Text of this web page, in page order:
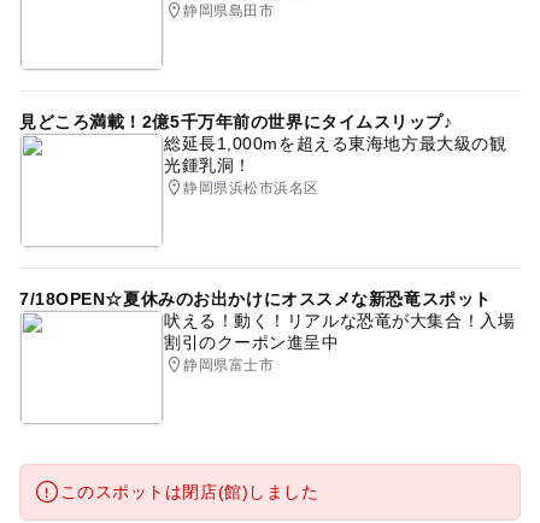
静岡県島田市
見どころ満載！2億5千万年前の世界にタイムスリップ♪
総延長1,000mを超える東海地方最大級の観
光鍾乳洞！
静岡県浜松市浜名区
7/18OPEN☆夏休みのお出かけにオススメな新恐竜スポット
吠える！動く！リアルな恐竜が大集合！入場
割引のクーポン進呈中
静岡県富士市
このスポットは閉店(館)しました